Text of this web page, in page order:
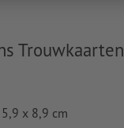
x 8,9 cm